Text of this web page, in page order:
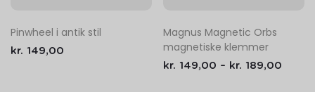
Pinwheel i antik stil
kr. 149,00
Magnus Magnetic Orbs
magnetiske klemmer
kr. 149,00 – kr. 189,00